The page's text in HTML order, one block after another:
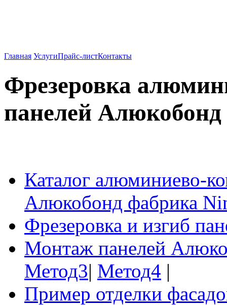
Главная УслугиПрайс-листКонтакты
Фрезеровка
панелей
Каталог алюминиево-
Алюкобонд фабрика
Фрезеровка и изгиб
Монтаж панелей
Метод3| Метод4 |
Пример отделки